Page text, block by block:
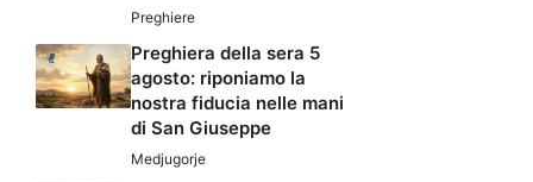
Preghiere
Preghiera della sera 5
agosto: riponiamo la
nostra fiducia nelle mani
di San Giuseppe
Medjugorje